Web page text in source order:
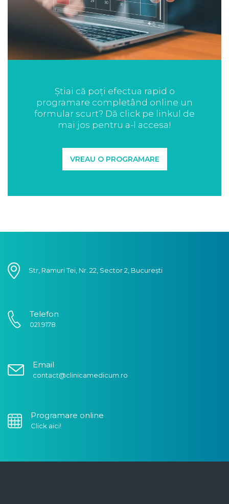
Știai că poți efectua rapid o
programare completând online un
formular scurt? Dă click pe linkul de
mai jos pentru a-l accesa!
VREAU O PROGRAMARE
Str, Ramuri Tei, Nr. 22, Sector 2, București
Telefon
021.9178
Email
contact@clinicamedicum.ro
Programare online
Click aici!